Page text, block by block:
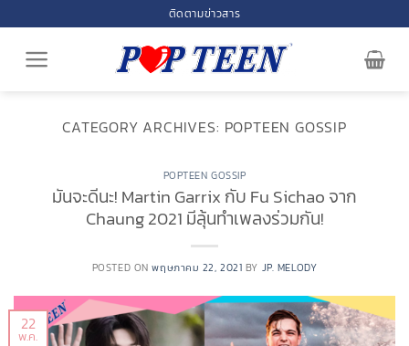
to
content
ติดตามข่าวสาร
CATEGORY ARCHIVES: POPTEEN GOSSIP
POPTEEN GOSSIP
มันจะดีนะ! Martin Garrix กับ Fu Sichao จาก
Chaung 2021 มีลุ้นทำเพลงร่วมกัน!
POSTED ONพฤษภาคม 22, 2021 BY JP. MELODY
22
พ.ค.